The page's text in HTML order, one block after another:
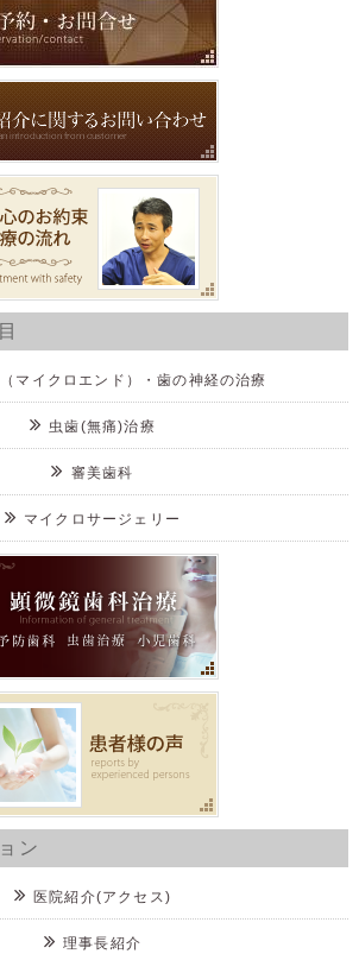
マイクロエンド）・歯の神経の治療
虫歯(無痛)治療
審美歯科
マイクロサージェリー
ン
医院紹介(アクセス)
理事長紹介